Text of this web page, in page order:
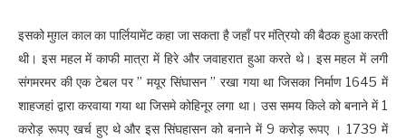
इसको मुग़ल काल का पार्लियामेंट कहा जा सकता है जहाँ पर मंत्रियो की बैठक हुआ करती
थी। इस महल में काफी मात्रा में हिरे और जवाहरात हुआ करते थे। इस महल में लगी
संगमरमर की एक टेबल पर ” मयूर सिंघासन ” रखा गया था जिसका निर्माण 1645 में
शाहजहां द्वारा करवाया गया था जिसमे कोहिनूर लगा था। उस समय किले को बनाने में 1
करोड़ रूपए खर्च हुए थे और इस सिंघहासन को बनाने में 9 करोड़ रूपए । 1739 में